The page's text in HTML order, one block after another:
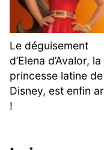
Le déguisement
d’Elena d’Avalor, la
princesse latine de
Disney, est enfin
!